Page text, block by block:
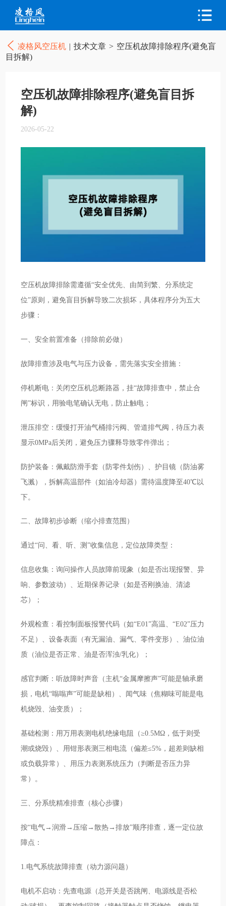
凌格风空压机 | 技术文章 > 空压机故障排除程序(避免盲
目拆解)
空压机故障排除程序(避免盲目拆
解)
2026-05-22
空压机故障排除需遵循“安全优先、由简到繁、分系统定
位”原则，避免盲目拆解导致二次损坏，具体程序分为五大
步骤：
一、安全前置准备（排除前必做）
故障排查涉及电气与压力设备，需先落实安全措施：
停机断电：关闭空压机总断路器，挂“故障排查中，禁止合
闸”标识，用验电笔确认无电，防止触电；
泄压排空：缓慢打开油气桶排污阀、管道排气阀，待压力表
显示0MPa后关闭，避免压力骤释导致零件弹出；
防护装备：佩戴防滑手套（防零件划伤）、护目镜（防油雾
飞溅），拆解高温部件（如油冷却器）需待温度降至40℃以
下。
二、故障初步诊断（缩小排查范围）
通过“问、看、听、测”收集信息，定位故障类型：
信息收集：询问操作人员故障前现象（如是否出现报警、异
响、参数波动）、近期保养记录（如是否刚换油、清滤
芯）；
外观检查：看控制面板报警代码（如“E01”高温、“E02”压力
不足）、设备表面（有无漏油、漏气、零件变形）、油位油
质（油位是否正常、油是否浑浊/乳化）；
感官判断：听故障时声音（主机“金属摩擦声”可能是轴承磨
损，电机“嗡嗡声”可能是缺相）、闻气味（焦糊味可能是电
机烧毁、油变质）；
基础检测：用万用表测电机绝缘电阻（≥0.5MΩ，低于则受
潮或烧毁）、用钳形表测三相电流（偏差≤5%，超差则缺相
或负载异常）、用压力表测系统压力（判断是否压力异
常）。
三、分系统精准排查（核心步骤）
按“电气→润滑→压缩→散热→排放”顺序排查，逐一定位故
障点：
1.电气系统故障排查（动力源问题）
电机不启动：先查电源（总开关是否跳闸、电源线是否松